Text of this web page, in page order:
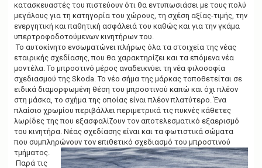
κατασκευαστές του πιστεύουν ότι θα εντυπωσιάσει με τους πολύ
μεγάλους για τη κατηγορία του χώρους, τη σχέση αξίας-τιμής, την
ενεργητική και παθητική ασφάλειά του καθώς και για την γκάμα
υπερτροφοδοτούμενων κινητήρων του.
Το αυτοκίνητο ενσωματώνει πλήρως όλα τα στοιχεία της νέας
εταιρικής σχεδίασης, που θα χαρακτηρίζει και τα επόμενα νέα
μοντέλα. Το μπροστινό μέρος αναδεικνύει τη νέα φιλοσοφία
σχεδιασμού της Skoda. Το νέο σήμα της μάρκας τοποθετείται σε
ειδικά διαμορφωμένη θέση του μπροστινού καπώ και όχι πλέον
στη μάσκα, το σχήμα της οποίας είναι πλέον πλατύτερο. Ένα
πλαίσιο χρωμίου περιβάλλει περιμετρικά τις πυκνές κάθετες
λωρίδες της που εξασφαλίζουν τον αποτελεσματικό εξαερισμό
του κινητήρα. Νέας σχεδίασης είναι και τα φωτιστικά σώματα
που συμπληρώνουν τον επιθετικό σχεδιασμό του μπροστινού
τμήματος.
Παρά τις